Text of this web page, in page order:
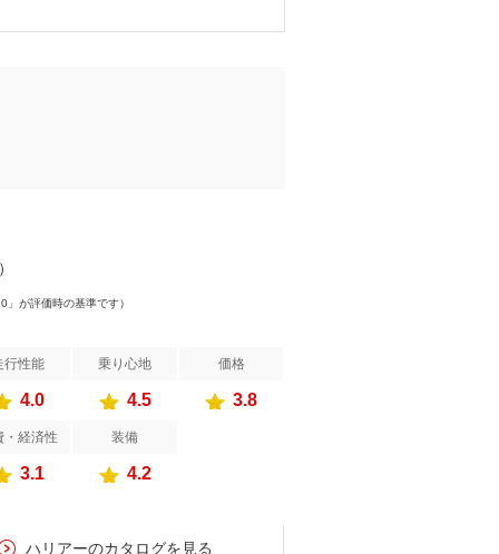
」が評価時の基準です）
行性能 乗り心地 価格
4.0 4.5 3.8
・経済性 装備
3.1 4.2
ハリアーのカタログを見る